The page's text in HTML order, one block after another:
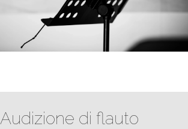
Audizione di flauto